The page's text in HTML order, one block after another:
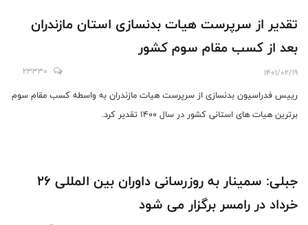
تقدیر از سرپرست هیات بدنسازی استان مازندران
بعد از کسب مقام سوم کشور
1401/02/19
23330
رییس فدراسیون بدنسازی از سرپرست هیات مازندران به واسطه کسب مقام سوم
برترین هیات های استانی کشور در سال 1400 تقدیر کرد.
جبلی: سمینار به روزرسانی داوران بین المللی 26
خرداد در رامسر برگزار می شود